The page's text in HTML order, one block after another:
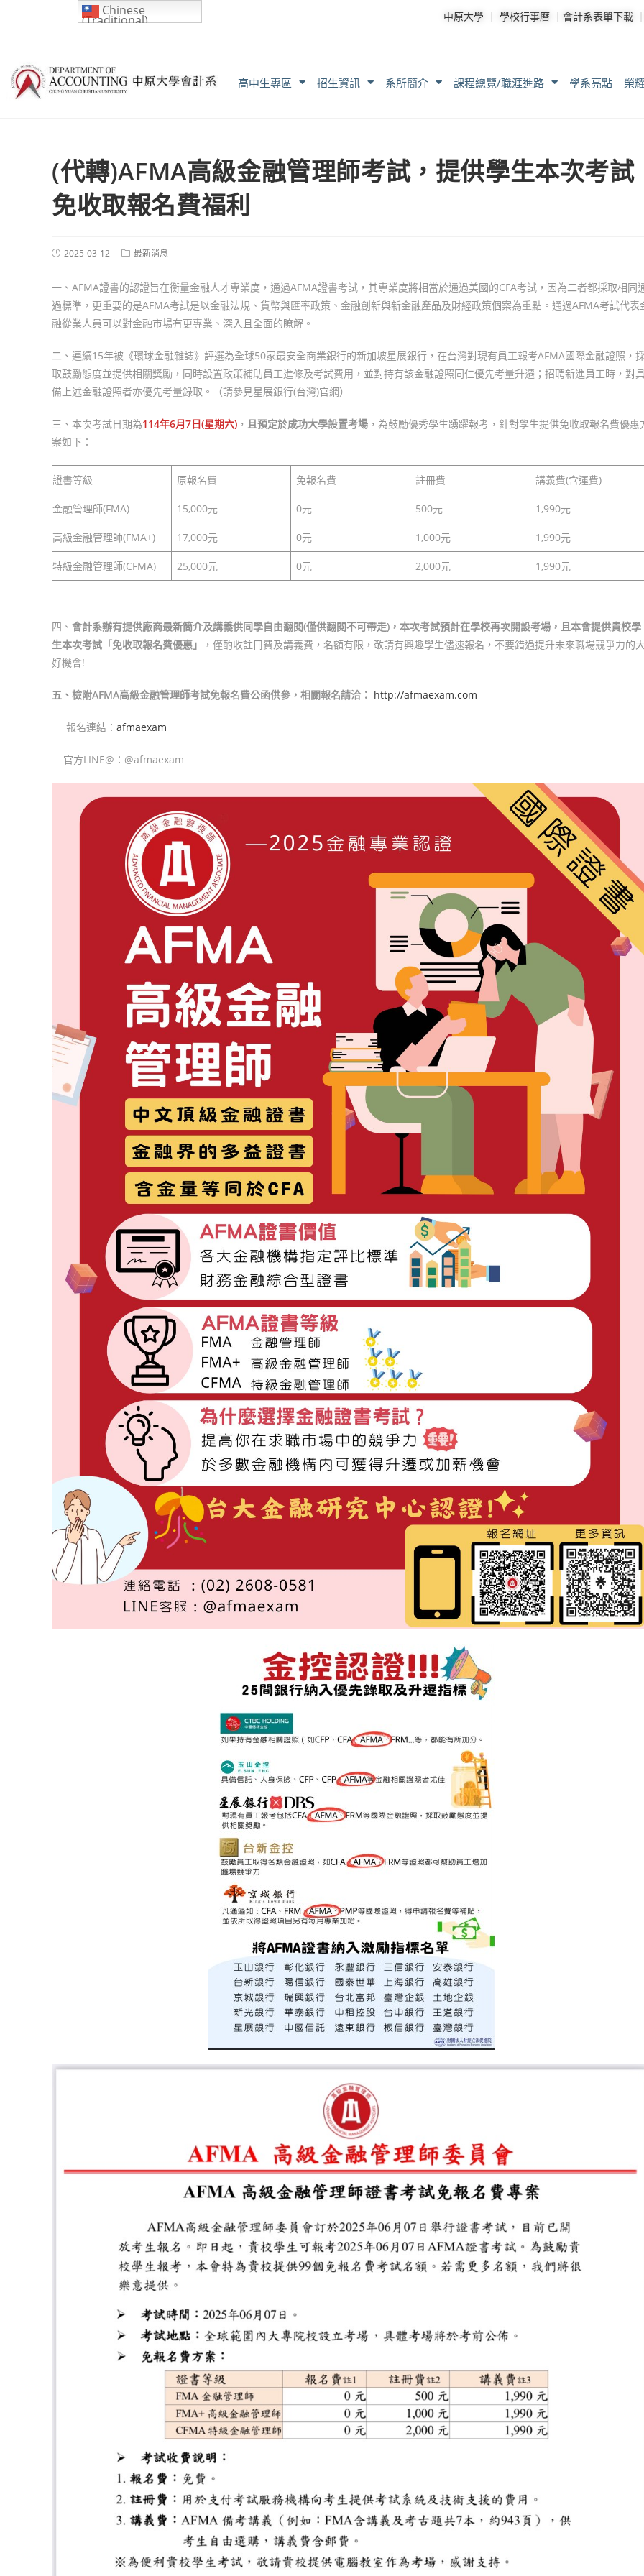
中原大學 ｜ 學校行事曆 ｜ 會計系表單下載
高中生專區 招生資訊 系所簡介 課程總覽/職涯進路 學系亮點 榮
(代轉)AFMA高級金融管理師考試，提供學生本次考試
免收取報名費福利
2025-03-12 最新消息
一、AFMA證書的認證旨在衡量金融人才專業度，通過AFMA證書考試，其專業度將相當於通過美國的CFA考試，因為二者都採取相同
過標準，更重要的是AFMA考試是以金融法規、貨幣與匯率政策、金融創新與新金融產品及財經政策個案為重點。通過AFMA考試代表
融從業人員可以對金融市場有更專業、深入且全面的瞭解。
二、連續15年被《環球金融雜誌》評選為全球50家最安全商業銀行的新加坡星展銀行，在台灣對現有員工報考AFMA國際金融證照，
取鼓勵態度並提供相關獎勵，同時設置政策補助員工進修及考試費用，並對持有該金融證照同仁優先考量升遷；招聘新進員工時，對
備上述金融證照者亦優先考量錄取。（請參見星展銀行(台灣)官網）
三、本次考試日期為114年6月7日(星期六) ， 且預定於成功大學設置考場 ，為鼓勵優秀學生踴躍報考，針對學生提供免收取報名費優惠
案如下：
證書等級 原報名費 免報名費 註冊費 講義費(含運費)
金融管理師(FMA) 15,000元 0元 500元 1,990元
高級金融管理師(FMA+) 17,000元 0元 1,000元 1,990元
特級金融管理師(CFMA) 25,000元 0元 2,000元 1,990元
四、 會計系辦有提供廠商最新簡介及講義供同學自由翻閱(僅供翻閱不可帶走)，本次考試預計在學校再次開設考場，且本會提供貴校學
生本次考試「免收取報名費優惠」
，僅酌收註冊費及講義費，名額有限，敬請有興趣學生儘速報名，不要錯過提升未來職場競爭力的
好機會!
五 、檢附AFMA高級金融管理師考試免報名費公函供參，相關報名請洽： http://afmaexam.com
報名連結： afmaexam
官方LINE@：@afmaexam
Chinese
(Traditional)